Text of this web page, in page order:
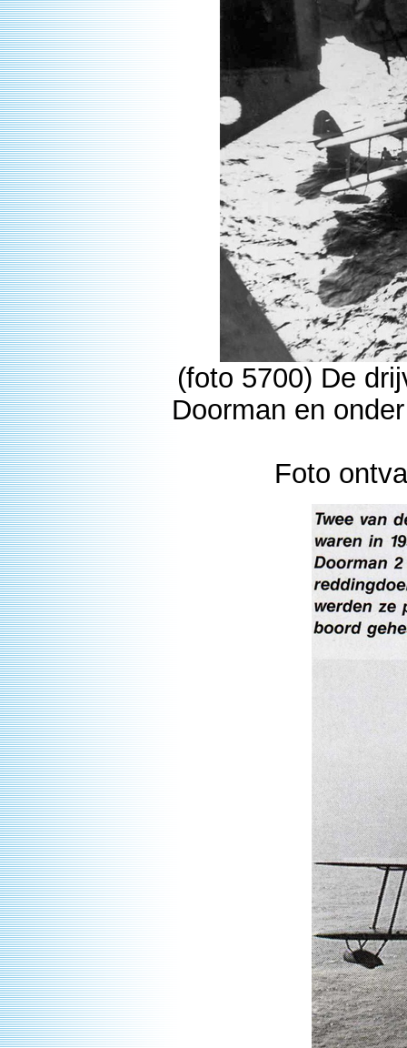
(foto 5700) De
Doorman en
Foto